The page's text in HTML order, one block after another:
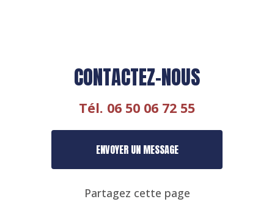
CONTACTEZ-NOUS
Tél. 06 50 06 72 55
ENVOYER UN MESSAGE
Partagez cette page